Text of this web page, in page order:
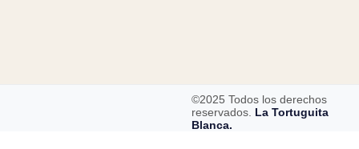
©2025 Todos los derechos
reservados. La Tortuguita
Blanca.